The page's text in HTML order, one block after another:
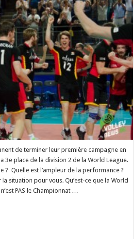
de terminer leur première campagne en
3e place de la division 2 de la World League.
? Quelle est l’ampleur de la performance ?
situation pour vous. Qu’est-ce que la World
PAS le Championnat …